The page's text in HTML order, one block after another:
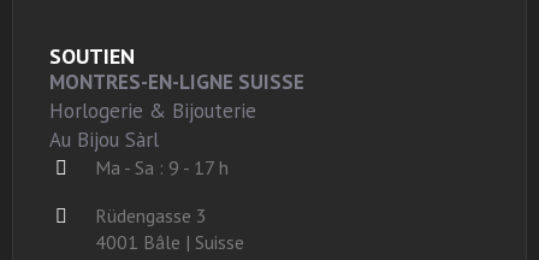
SOUTIEN
MONTRES-EN-LIGNE SUISSE
Horlogerie & Bijouterie
Au Bijou Sàrl
Ma - Sa : 9 - 17 h
Rüdengasse 3
4001 Bâle | Suisse